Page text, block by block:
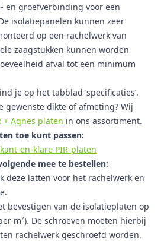
en groefverbinding voor een
isolatiepanelen kunnen zeer
op een rachelwerk van
zaagstukken kunnen worden
afval tot een minimum
je op het tabblad ‘specificaties’.
gewenste dikte of afmeting? Wij
+ Agnes platen in ons assortiment.
toe kunt passen:
en-klare PIR-platen
mee te bestellen:
deze latten voor het rachelwerk en
bevestigen van de isolatieplaten op
m²). De schroeven moeten hierbij
rachelwerk geschroefd worden.